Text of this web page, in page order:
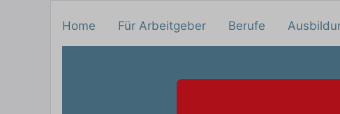
Home Für Arbeitgeber Berufe